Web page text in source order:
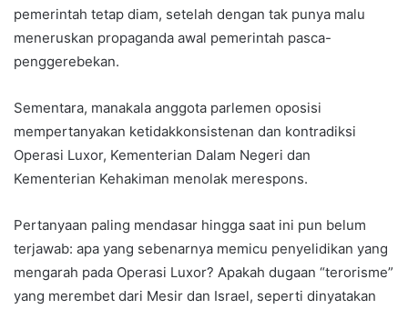
pemerintah tetap diam, setelah dengan tak punya malu
meneruskan propaganda awal pemerintah pasca-
penggerebekan.
Sementara, manakala anggota parlemen oposisi
mempertanyakan ketidakkonsistenan dan kontradiksi
Operasi Luxor, Kementerian Dalam Negeri dan
Kementerian Kehakiman menolak merespons.
Pertanyaan paling mendasar hingga saat ini pun belum
terjawab: apa yang sebenarnya memicu penyelidikan yang
mengarah pada Operasi Luxor? Apakah dugaan “terorisme”
yang merembet dari Mesir dan Israel, seperti dinyatakan